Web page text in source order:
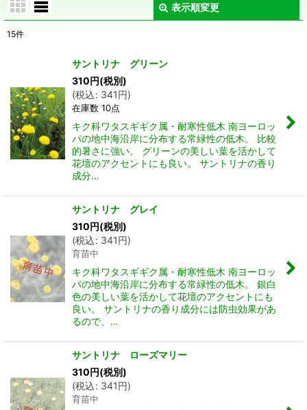
表示順変更
並び順:
絞り込む
15件
サントリナ グリーン
310円(税別)
(税込: 341円)
在庫数 10点
キク科ワタスギギク属・耐寒性低木 南ヨーロッ
パの地中海沿岸に分布する常緑性の低木。 比較
的暑さに強い。 グリーンの美しい葉を活かして
花壇のアクセントにも良い。 サントリナの香り
成分…
サントリナ グレイ
310円(税別)
(税込: 341円)
育苗中
キク科ワタスギギク属・耐寒性低木 南ヨーロッ
パの地中海沿岸に分布する常緑性の低木。 銀白
色の美しい葉を活かして花壇のアクセントにも
良い。 サントリナの香り成分には防虫効果があ
るので、…
サントリナ ローズマリー
310円(税別)
(税込: 341円)
育苗中